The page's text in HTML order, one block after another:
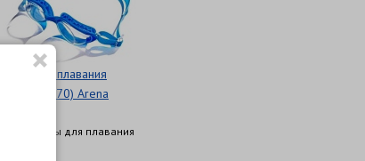
Очки для плавания
(003149170) Arena
Аксессуары для плавания